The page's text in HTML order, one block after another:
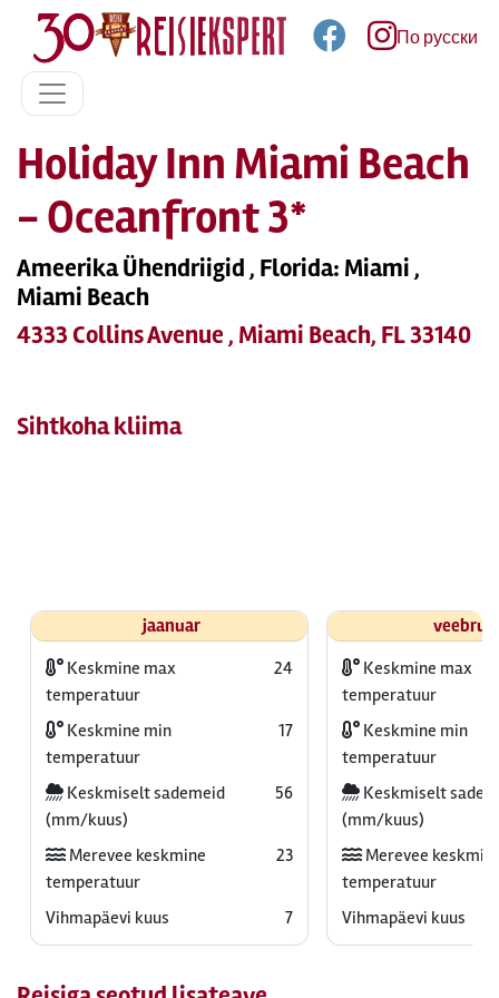
По русски
Holiday Inn Miami Beach
- Oceanfront 3*
Ameerika Ühendriigid , Florida: Miami ,
Miami Beach
4333 Collins Avenue , Miami Beach, FL 33140
Sihtkoha kliima
jaanuar
Keskmine max
temperatuur
24
Keskmine min
temperatuur
17
Keskmiselt sademeid
(mm/kuus)
56
Merevee keskmine
temperatuur
23
Vihmapäevi kuus 7
Keskmine max
temperatuur
Keskmine min
temperatuur
Keskmiselt
(mm/kuus)
Merevee
temperatuur
Vihmapäevi kuus